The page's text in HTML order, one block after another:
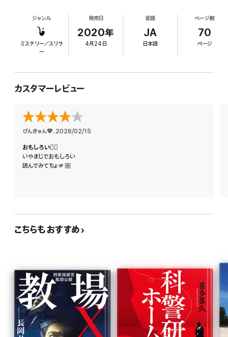
ジャンル
ミステリー／スリラ
ー
発売日
2020年
4月24日
言語
JA
日本語
ページ数
70
ページ
カスタマーレビュー
ぴんきゅん💖、 2026/02/15
おもしろい👍🏻
いやまじでおもしろい
読んでみてちょ🫵🏼
こちらもおすすめ